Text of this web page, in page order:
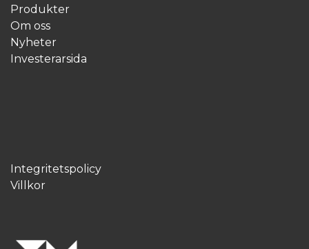
Produkter
Om oss
Nyheter
Investerarsida
Integritetspolicy
Villkor